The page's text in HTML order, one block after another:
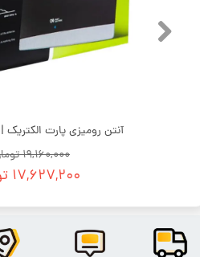
آنتن رومیزی پارت الکتریک | بسته
۱۹,۱۶۰,۰۰۰ تومان
۱۷,۶۲۷,۲۰۰ تومان